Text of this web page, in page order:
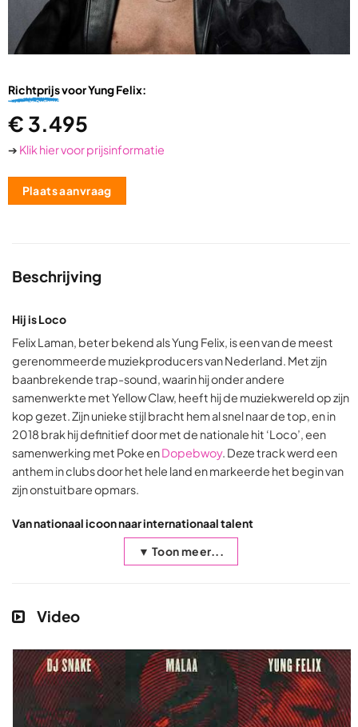
Richtprijsvoor Yung Felix:
€ 3.495
➔ Klik hier voor prijsinformatie
Plaats aanvraag
Beschrijving
Hij is Loco
Felix Laman, beter bekend als Yung Felix, is een van de meest
gerenommeerde muziekproducers van Nederland. Met zijn
baanbrekende trap-sound, waarin hij onder andere
samenwerkte met Yellow Claw, heeft hij de muziekwereld op zijn
kop gezet. Zijn unieke stijl bracht hem al snel naar de top, en in
2018 brak hij definitief door met de nationale hit ‘Loco’, een
samenwerking met Poke enDopebwoy. Deze track werd een
anthem in clubs door het hele land en markeerde het begin van
zijn onstuitbare opmars.
Van nationaal icoon naar internationaal talent
▼ Toon meer...
Video